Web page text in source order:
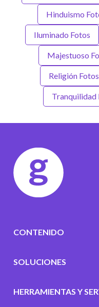
Hinduismo
Iluminado Fotos
Majestuoso
Religión Fotos
Tranquilidad
CONTENIDO
SOLUCIONES
HERRAMIENTAS Y